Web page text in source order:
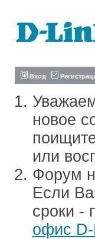
Вход
новое
или
Форум
Если
сроки -
офис D-